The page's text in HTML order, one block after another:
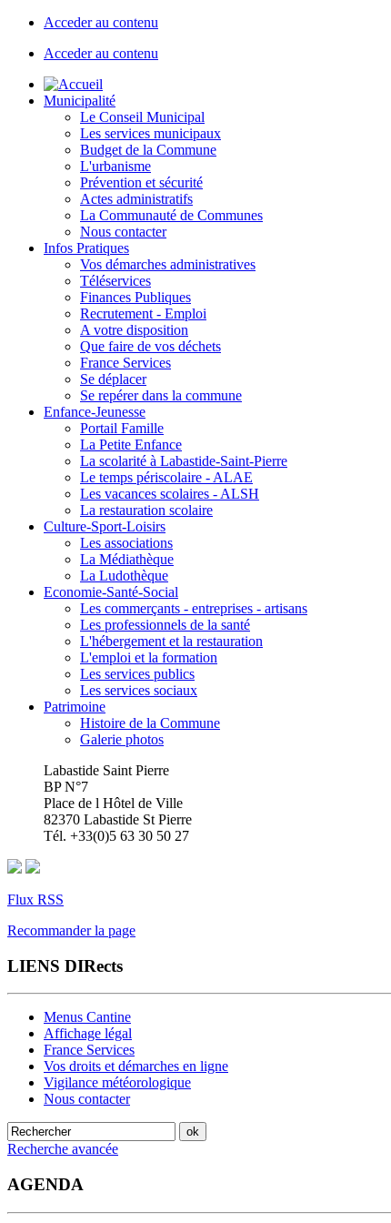
Acceder au contenu
Acceder au contenu
Municipalité
Le Conseil Municipal
Les services municipaux
Budget de la Commune
L'urbanisme
Prévention et sécurité
Actes administratifs
La Communauté de Communes
Nous contacter
Infos Pratiques
Vos démarches administratives
Téléservices
Finances Publiques
Recrutement - Emploi
A votre disposition
Que faire de vos déchets
France Services
Se déplacer
Se repérer dans la commune
Enfance-Jeunesse
Portail Famille
La Petite Enfance
La scolarité à Labastide-Saint-Pierre
Le temps périscolaire - ALAE
Les vacances scolaires - ALSH
La restauration scolaire
Culture-Sport-Loisirs
Les associations
La Médiathèque
La Ludothèque
Economie-Santé-Social
Les commerçants - entreprises - artisans
Les professionnels de la santé
L'hébergement et la restauration
L'emploi et la formation
Les services publics
Les services sociaux
Patrimoine
Histoire de la Commune
Galerie photos
Labastide Saint Pierre
BP N°7
Place de l Hôtel de Ville
82370 Labastide St Pierre
Tél. +33(0)5 63 30 50 27
Flux RSS
Recommander la page
LIENS DIRects
Menus Cantine
Affichage légal
France Services
Vos droits et démarches en ligne
Vigilance météorologique
Nous contacter
Recherche avancée
AGENDA